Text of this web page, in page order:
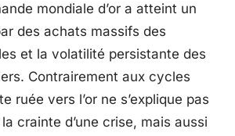
mondiale d’or a atteint un
des achats massifs des
et la volatilité persistante des
Contrairement aux cycles
ruée vers l’or ne s’explique pas
crainte d’une crise, mais aussi